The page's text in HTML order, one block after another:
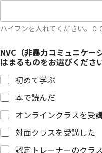
ハイフンを入れてください。０
NVC（非暴力コミュニケー
はまるものをお選びください
初めて学ぶ
本で読んだ
オンラインクラスを受
対面クラスを受講した
認定トレーナーのクラ